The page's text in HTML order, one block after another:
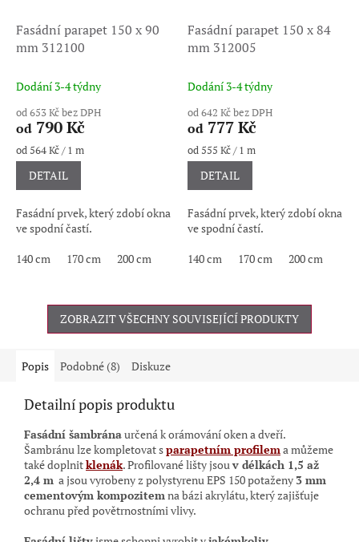
Fasádní parapet 150 x 90
mm 312100
Dodání 3-4 týdny
od 653 Kč bez DPH
od 790 Kč
Měrná
cena:
od 564 Kč / 1 m
DETAIL
Fasádní prvek, který zdobí okna
ve spodní častí.
140 cm
170 cm 200 cm
Fasádní parapet 150 x 84
mm 312005
Dodání 3-4 týdny
od 642 Kč bez DPH
od 777 Kč
Měrná
cena:
od 555 Kč / 1 m
DETAIL
Fasádní prvek, který zdobí okna
ve spodní častí.
140 cm
170 cm 200 cm
ZOBRAZIT VŠECHNY SOUVISEJÍCÍ PRODUKTY
Popis Podobné (8) Diskuze
Detailní popis produktu
Fasádní šambránaurčená k orámování oken a dveří.
Šambránu lze kompletovat sparapetním profilema můžeme
také doplnitklenák. Profilované lišty jsouv délkách 1,5 až
2,4 m a jsou vyrobeny z polystyrenu EPS 150 potaženy 3 mm
cementovým kompozitemna bázi akrylátu, který zajišťuje
ochranu před povětrnostními vlivy.